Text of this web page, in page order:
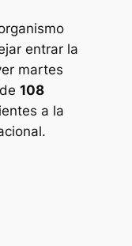
entrar la
martes
108
a la